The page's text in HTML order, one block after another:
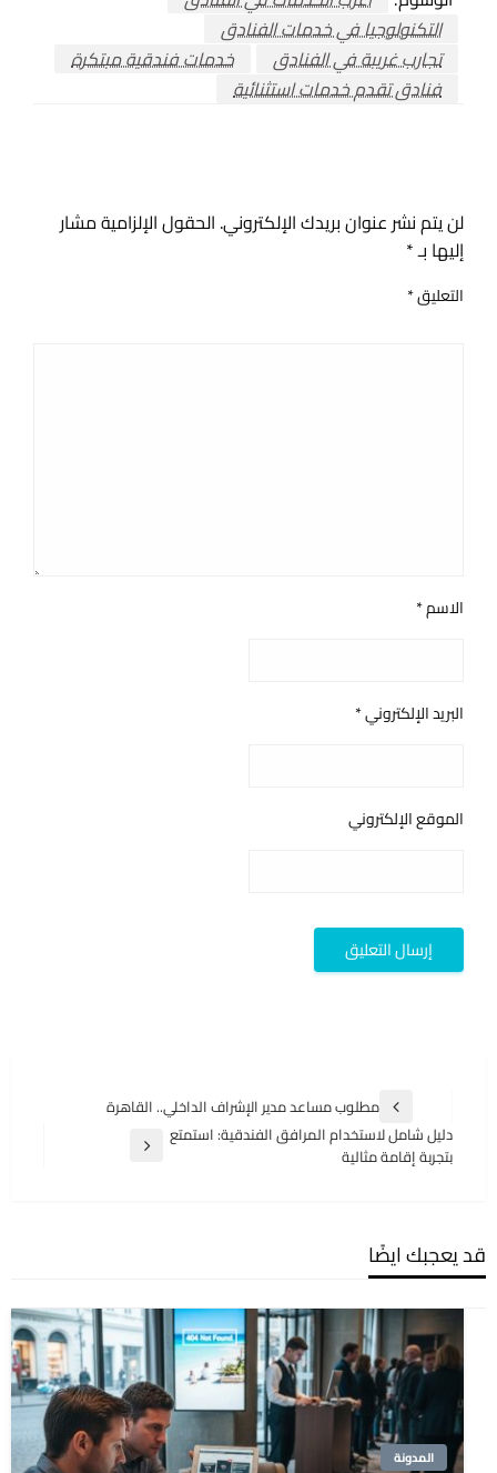
التكنولوجيا في خدمات الفنادق
تجارب غريبة في الفنادق
خدمات فندقية مبتكرة
فنادق تقدم خدمات استثنائية
لن يتم نشر عنوان بريدك الإلكتروني. الحقول الإلزامية مشار
إليها بـ*
التعليق*
الاسم*
البريد الإلكتروني*
الموقع الإلكتروني
المقالات
المقالة
السابقة
مطلوب مساعد مدير الإشراف الداخلي.. القاهرة
المقالة
دليل شامل لاستخدام المرافق الفندقية: استمتع
بتجربة إقامة مثالية
قد يعجبك ايضًا
المدونة